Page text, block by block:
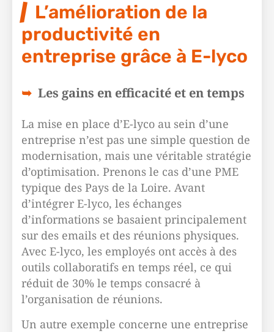
L’amélioration de la
productivité en
entreprise grâce à E-lyco
Les gains en efficacité et en temps
La mise en place d’E-lyco au sein d’une
entreprise n’est pas une simple question de
modernisation, mais une véritable stratégie
d’optimisation. Prenons le cas d’une PME
typique des Pays de la Loire. Avant
d’intégrer E-lyco, les échanges
d’informations se basaient principalement
sur des emails et des réunions physiques.
Avec E-lyco, les employés ont accès à des
outils collaboratifs en temps réel, ce qui
réduit de 30% le temps consacré à
l’organisation de réunions.
Un autre exemple concerne une entreprise